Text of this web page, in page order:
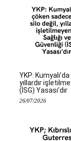
YKP:
yıllardır
(İSG) Yasası’dır
26/07/2026